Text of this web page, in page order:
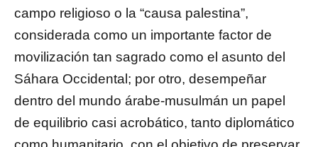
campo religioso o la “causa palestina”,
considerada como un importante factor de
movilización tan sagrado como el asunto del
Sáhara Occidental ; por otro, desempeñar
dentro del mundo árabe-musulmán un papel
de equilibrio casi acrobático, tanto diplomático